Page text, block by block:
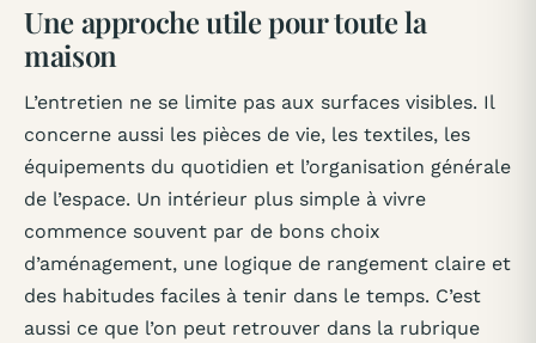
Une approche utile pour toute la
maison
L’entretien ne se limite pas aux surfaces visibles. Il
concerne aussi les pièces de vie, les textiles, les
équipements du quotidien et l’organisation générale
de l’espace. Un intérieur plus simple à vivre
commence souvent par de bons choix
d’aménagement, une logique de rangement claire et
des habitudes faciles à tenir dans le temps. C’est
aussi ce que l’on peut retrouver dans la rubrique